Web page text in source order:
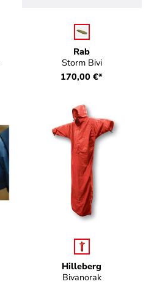
Rab
Storm Bivi
Farbe
170,00 €*
Hilleberg
Bivanorak
Farbe